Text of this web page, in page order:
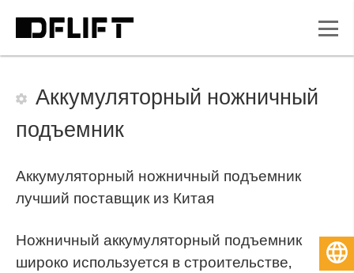
Аккумуляторный ножничный
подъемник
Аккумуляторный ножничный подъемник
лучший поставщик из Китая
Ножничный аккумуляторный подъемник
широко используется в строительстве,
Русский